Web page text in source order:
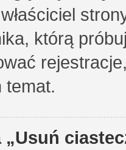
którą
temat.